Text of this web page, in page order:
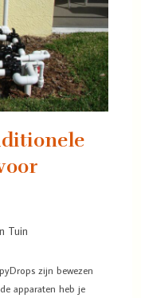
Tuin
zijn bewezen
apparaten heb je